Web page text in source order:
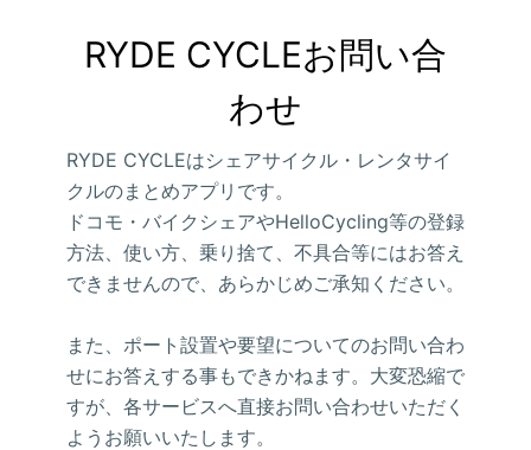
RYDE CYCLEお問い合
わせ
RYDE CYCLEはシェアサイクル・レンタサイ
クルのまとめアプリです。
ドコモ・バイクシェアやHelloCycling等の登録
方法、使い方、乗り捨て、不具合等にはお答え
できませんので、あらかじめご承知ください。
また、ポート設置や要望についてのお問い合わ
せにお答えする事もできかねます。大変恐縮で
すが、各サービスへ直接お問い合わせいただく
ようお願いいたします。